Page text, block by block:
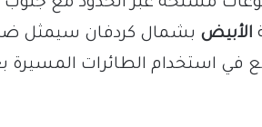
مسلحة عبر الحدود مع جنوب
الأبيض بشمال كردفان سيمثل
في استخدام الطائرات المسيرة